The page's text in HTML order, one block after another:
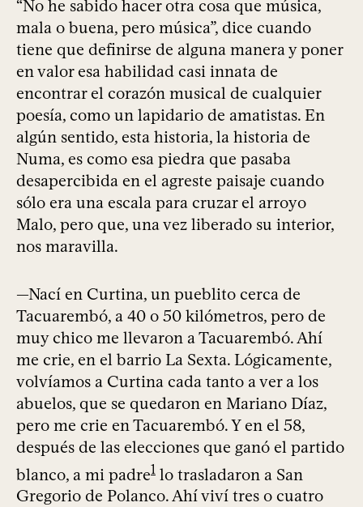
“No he sabido hacer otra cosa que música,
mala o buena, pero música”, dice cuando
tiene que definirse de alguna manera y poner
en valor esa habilidad casi innata de
encontrar el corazón musical de cualquier
poesía, como un lapidario de amatistas. En
algún sentido, esta historia, la historia de
Numa, es como esa piedra que pasaba
desapercibida en el agreste paisaje cuando
sólo era una escala para cruzar el arroyo
Malo, pero que, una vez liberado su interior,
nos maravilla.
—Nací en Curtina, un pueblito cerca de
Tacuarembó, a 40 o 50 kilómetros, pero de
muy chico me llevaron a Tacuarembó. Ahí
me crie, en el barrio La Sexta. Lógicamente,
volvíamos a Curtina cada tanto a ver a los
abuelos, que se quedaron en Mariano Díaz,
pero me crie en Tacuarembó. Y en el 58,
después de las elecciones que ganó el partido
blanco, a mi padre1 lo trasladaron a San
Gregorio de Polanco. Ahí viví tres o cuatro